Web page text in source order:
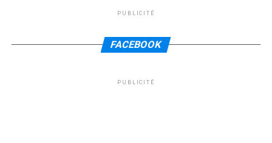
PUBLICITÉ
FACEBOOK
PUBLICITÉ